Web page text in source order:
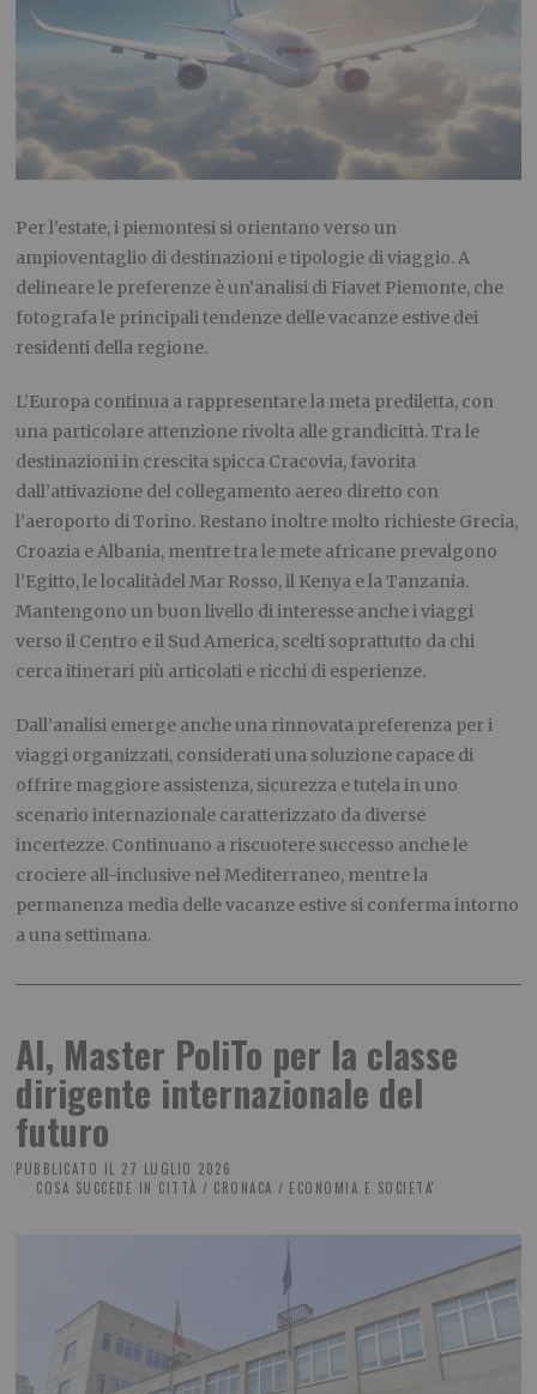
Per l’estate, i piemontesi si orientano verso un
ampioventaglio di destinazioni e tipologie di viaggio. A
delineare le preferenze è un’analisi di Fiavet Piemonte, che
fotografa le principali tendenze delle vacanze estive dei
residenti della regione.
L’Europa continua a rappresentare la meta prediletta, con
una particolare attenzione rivolta alle grandicittà. Tra le
destinazioni in crescita spicca Cracovia, favorita
dall’attivazione del collegamento aereo diretto con
l’aeroporto di Torino. Restano inoltre molto richieste Grecia,
Croazia e Albania, mentre tra le mete africane prevalgono
l’Egitto, le localitàdel Mar Rosso, il Kenya e la Tanzania.
Mantengono un buon livello di interesse anche i viaggi
verso il Centro e il Sud America, scelti soprattutto da chi
cerca itinerari più articolati e ricchi di esperienze.
Dall’analisi emerge anche una rinnovata preferenza per i
viaggi organizzati, considerati una soluzione capace di
offrire maggiore assistenza, sicurezza e tutela in uno
scenario internazionale caratterizzato da diverse
incertezze. Continuano a riscuotere successo anche le
crociere all-inclusive nel Mediterraneo, mentre la
permanenza media delle vacanze estive si conferma intorno
a una settimana.
AI, Master PoliTo per la classe
dirigente internazionale del
futuro
PUBBLICATO IL 27 LUGLIO 2026
COSA SUCCEDE IN CITTÀ / CRONACA / ECONOMIA E SOCIETA'